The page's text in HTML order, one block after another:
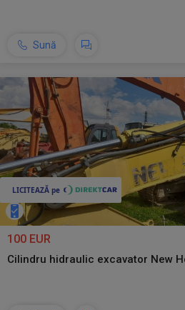
Sună
100 EUR
Cilindru hidraulic excavator New